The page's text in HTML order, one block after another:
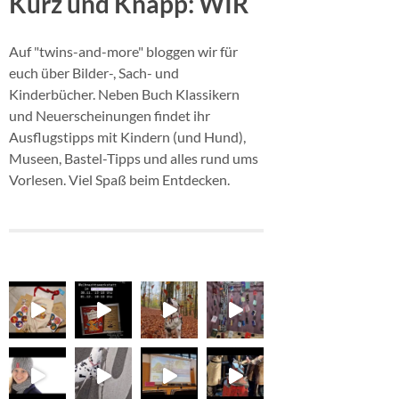
Auf "twins-and-more" bloggen wir für
euch über Bilder-, Sach- und
Kinderbücher. Neben Buch Klassikern
und Neuerscheinungen findet ihr
Ausflugstipps mit Kindern (und Hund),
Museen, Bastel-Tipps und alles rund ums
Vorlesen. Viel Spaß beim Entdecken.